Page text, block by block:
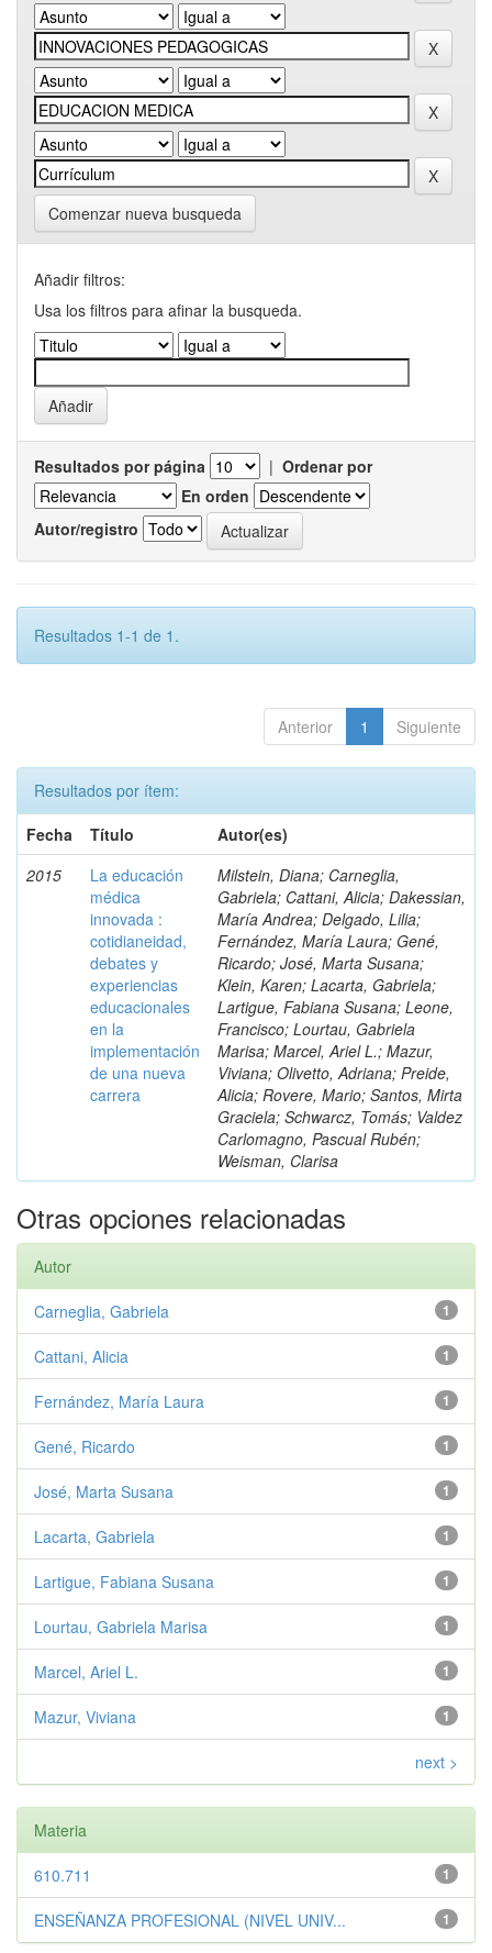
Comenzar nueva busqueda
Añadir filtros:
Usa los filtros para afinar la busqueda.
Resultados por página | Ordenar por
En orden
Autor/registro
Resultados 1-1 de 1.
Anterior 1 Siguiente
Resultados por ítem:
Fecha
Título
Autor(es)
2015
La educación
médica
innovada :
cotidianeidad,
debates y
experiencias
educacionales
en la
implementación
de una nueva
carrera
Milstein, Diana; Carneglia,
Gabriela; Cattani, Alicia; Dakessian,
María Andrea; Delgado, Lilia;
Fernández, María Laura; Gené,
Ricardo; José, Marta Susana;
Klein, Karen; Lacarta, Gabriela;
Lartigue, Fabiana Susana; Leone,
Francisco; Lourtau, Gabriela
Marisa; Marcel, Ariel L.; Mazur,
Viviana; Olivetto, Adriana; Preide,
Alicia; Rovere, Mario; Santos, Mirta
Graciela; Schwarcz, Tomás; Valdez
Carlomagno, Pascual Rubén;
Weisman, Clarisa
Otras opciones relacionadas
Autor
1
Carneglia, Gabriela
1
Cattani, Alicia
1
Fernández, María Laura
1
Gené, Ricardo
1
José, Marta Susana
1
Lacarta, Gabriela
1
Lartigue, Fabiana Susana
1
Lourtau, Gabriela Marisa
1
Marcel, Ariel L.
1
Mazur, Viviana
next >
Materia
1
610.711
1
ENSEÑANZA PROFESIONAL (NIVEL UNIV...